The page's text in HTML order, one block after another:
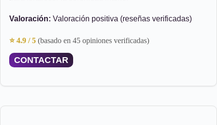
Valoración: Valoración positiva (reseñas verificadas)
⭐ 4.9 / 5 (basado en 45 opiniones verificadas)
CONTACTAR